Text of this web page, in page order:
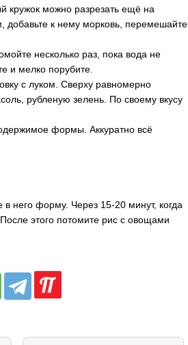
кружок можно разрезать ещё на
добавьте к нему морковь, перемешайте
несколько раз, пока вода не
и мелко порубите.
с луком. Сверху равномерно
рубленую зелень. По своему вкусу
формы. Аккуратно всё
в него форму. Через 15-20 минут, когда
этого потомите рис с овощами